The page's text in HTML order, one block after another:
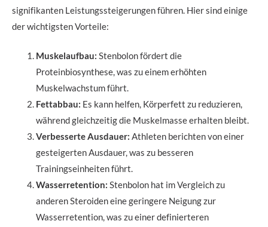
signifikanten Leistungssteigerungen führen. Hier sind einige
der wichtigsten Vorteile:
Muskelaufbau: Stenbolon fördert die
Proteinbiosynthese, was zu einem erhöhten
Muskelwachstum führt.
Fettabbau: Es kann helfen, Körperfett zu reduzieren,
während gleichzeitig die Muskelmasse erhalten bleibt.
Verbesserte Ausdauer: Athleten berichten von einer
gesteigerten Ausdauer, was zu besseren
Trainingseinheiten führt.
Wasserretention: Stenbolon hat im Vergleich zu
anderen Steroiden eine geringere Neigung zur
Wasserretention, was zu einer definierteren